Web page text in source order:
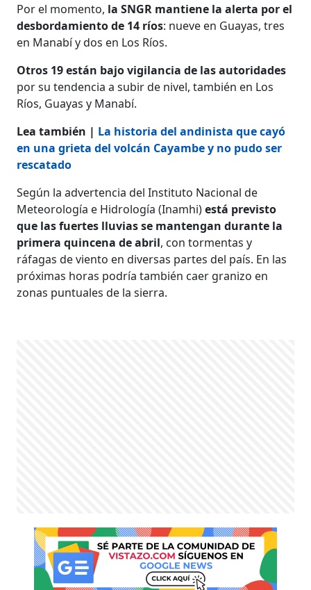
Por el momento, la SNGR mantiene la alerta por el
desbordamiento de 14 ríos: nueve en Guayas, tres
en Manabí y dos en Los Ríos.
Otros 19 están bajo vigilancia de las autoridades
por su tendencia a subir de nivel, también en Los
Ríos, Guayas y Manabí.
Lea también | La historia del andinista que cayó
en una grieta del volcán Cayambe y no pudo ser
rescatado
Según la advertencia del Instituto Nacional de
Meteorología e Hidrología (Inamhi)está previsto
que las fuertes lluvias se mantengan durante la
primera quincena de abril, con tormentas y
ráfagas de viento en diversas partes del país. En las
próximas horas podría también caer granizo en
zonas puntuales de la sierra.